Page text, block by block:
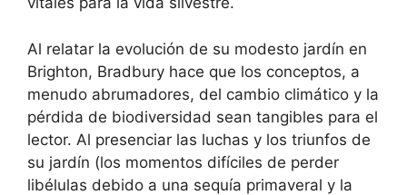
Al relatar la evolución de su modesto jardín en
Brighton, Bradbury hace que los conceptos, a
menudo abrumadores, del cambio climático y la
pérdida de biodiversidad sean tangibles para el
lector. Al presenciar las luchas y los triunfos de
su jardín (los momentos difíciles de perder
libélulas debido a una sequía primaveral y la